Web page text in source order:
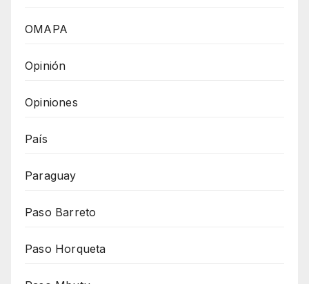
OMAPA
Opinión
Opiniones
País
Paraguay
Paso Barreto
Paso Horqueta